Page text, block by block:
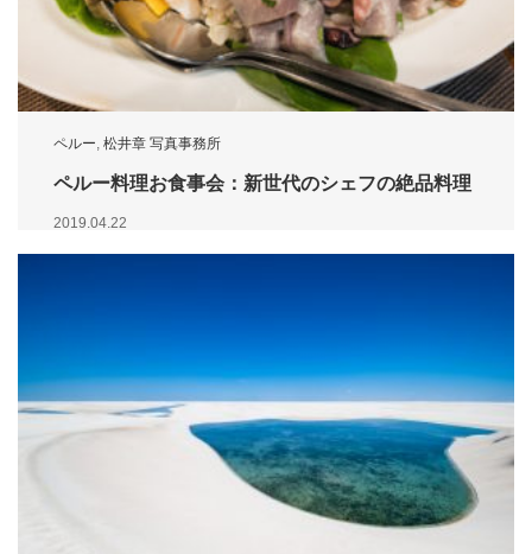
ペルー, 松井章 写真事務所
ペルー料理お食事会：新世代のシェフの絶品料理
2019.04.22